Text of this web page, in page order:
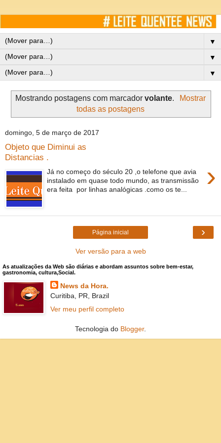
▼
▼
▼
Mostrando postagens com marcadorvolante.
Mostrar
todas as postagens
domingo, 5 de março de 2017
Objeto que Diminui as
Distancias .
›
Já no começo do século 20 ,o telefone que avia
instalado em quase todo mundo, as transmissão
era feita por linhas analógicas .como os te...
›
Página inicial
Ver versão para a web
As atualizações da Web são diárias e abordam assuntos sobre bem-estar,
gastronomia, cultura,Social.
News da Hora.
Curitiba, PR, Brazil
Ver meu perfil completo
Tecnologia do Blogger.